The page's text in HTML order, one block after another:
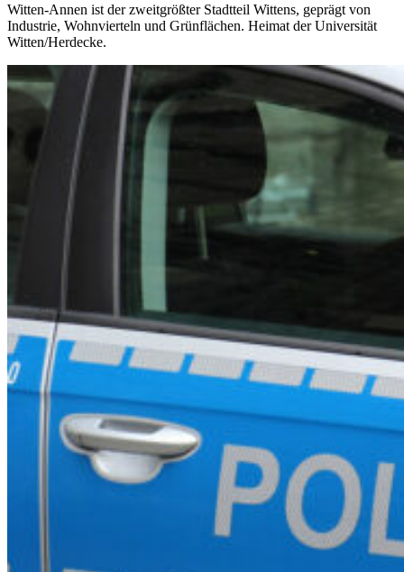
Witten-Annen ist der zweitgrößter Stadtteil Wittens, geprägt von
Industrie, Wohnvierteln und Grünflächen. Heimat der Universität
Witten/Herdecke.